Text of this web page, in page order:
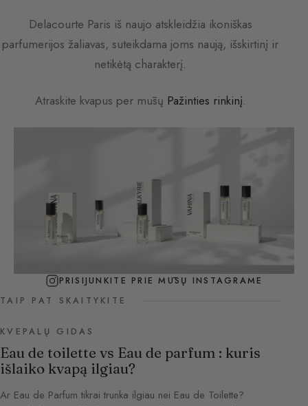
Delacourte Paris iš naujo atskleidžia ikoniškas
parfumerijos žaliavas, suteikdama joms naują, išskirtinį ir
netikėtą charakterį.
Atraskite kvapus per mūsų Pažinties rinkinį.
PRISIJUNKITE PRIE MŪSŲ INSTAGRAME
TAIP PAT SKAITYKITE
KVEPALŲ GIDAS
Eau de toilette vs Eau de parfum : kuris
išlaiko kvapą ilgiau?
Ar Eau de Parfum tikrai trunka ilgiau nei Eau de Toilette?